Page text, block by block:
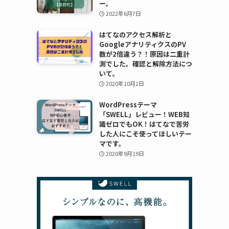
ー。
2022年6月7日
はてなのアクセス解析と
GoogleアナリティクスのPV
数が2倍違う？！原因は二重計
測でした。確認と解除方法につ
いて。
2020年10月2日
WordPressテーマ
「SWELL」レビュー！WEB知
識ゼロでもOK！はてなで苦労
した人にこそ使ってほしいテー
マです。
2020年9月19日